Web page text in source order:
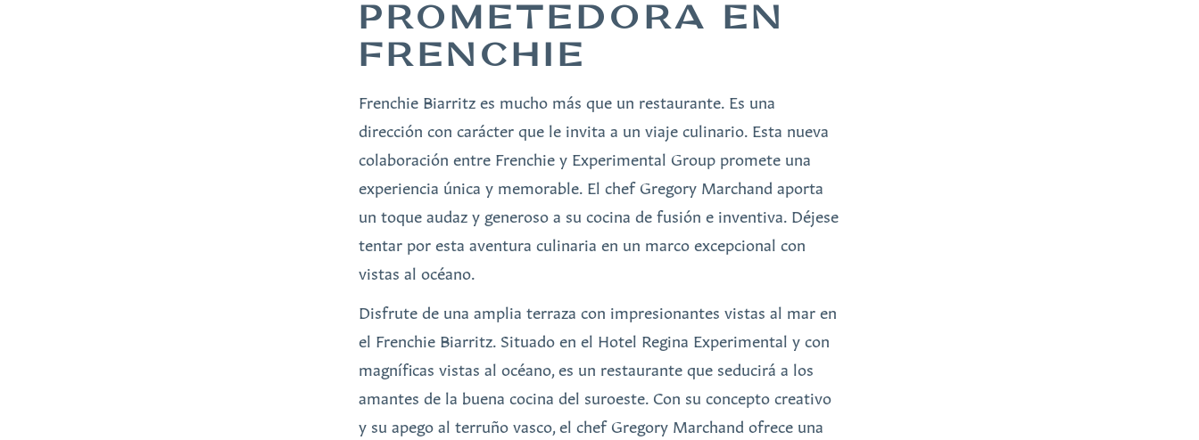
PROMETEDORA EN
FRENCHIE
Frenchie Biarritz es mucho más que un restaurante. Es una
dirección con carácter que le invita a un viaje culinario. Esta nueva
colaboración entre Frenchie y Experimental Group promete una
experiencia única y memorable. El chef Gregory Marchand aporta
un toque audaz y generoso a su cocina de fusión e inventiva. Déjese
tentar por esta aventura culinaria en un marco excepcional con
vistas al océano.
Disfrute de una amplia terraza con impresionantes vistas al mar en
el Frenchie Biarritz. Situado en el Hotel Regina Experimental y con
magníficas vistas al océano, es un restaurante que seducirá a los
amantes de la buena cocina del suroeste. Con su concepto creativo
y su apego al terruño vasco, el chef Gregory Marchand ofrece una